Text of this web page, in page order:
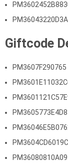
Giftcode
PM3607F290765
PM3605773E4D8
PM36080810A09